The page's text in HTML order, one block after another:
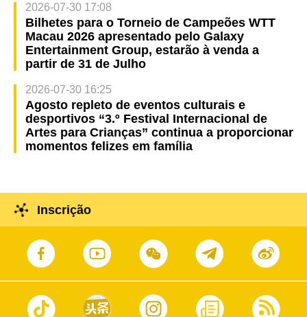
2026-07-30 17:08
Bilhetes para o Torneio de Campeões WTT
Macau 2026 apresentado pelo Galaxy
Entertainment Group, estarão à venda a
partir de 31 de Julho
2026-07-30 16:25
Agosto repleto de eventos culturais e
desportivos “3.º Festival Internacional de
Artes para Crianças” continua a proporcionar
momentos felizes em família
Inscrição